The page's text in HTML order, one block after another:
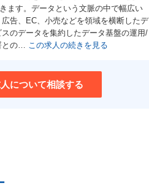
ます。データという文脈の中で幅広い
告、EC、小売などを領域を横断したデ
のデータを集約したデータ基盤の運用/
との… この求人の続きを見る
について相談する